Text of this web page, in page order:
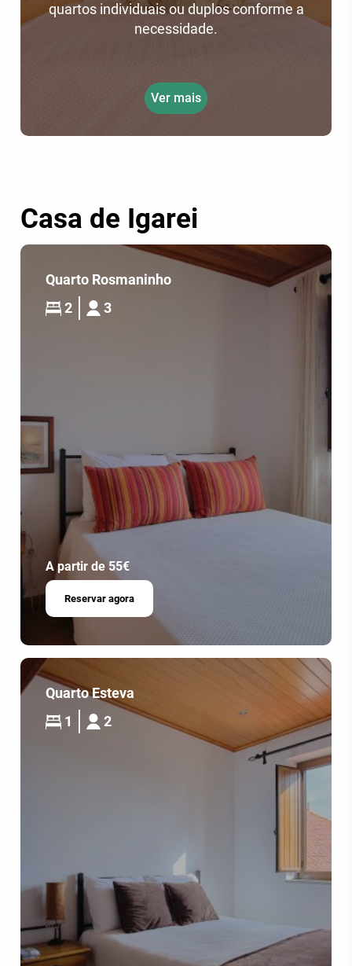
quartos individuais ou duplos conforme a
necessidade.
Ver mais
Casa de Igarei
Quarto Rosmaninho
2
3
A partir de 55€
Reservar agora
Quarto Esteva
1
2